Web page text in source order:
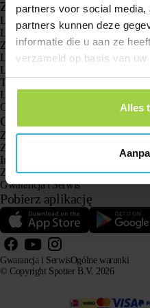
partners voor social
partners kunnen deze
informatie die u aan ze
verzameld op basis van
Alles
Zastosowania
Lokalizatory GPS
Lokalizator GPS dla dzieci
Zegarki GPS dla dzieci
Lokalizator GPS dla kotów
Lokalizator GPS dla psów
Tracker GPS dla seniorów z
Lokalizator GPS w przypadku
Oto zegarek z gps dla seniora bez
Obsługa klienta
Zaloguj się
Zapytaj naszą obsługę klienta
Instrukcje
Zwroty
Gwarancja i Serwis
Pobierz aplikację
© Copyright Spotter B.V. 2026
Gwarancja i SerwisOgólne warunki
Nasze informacje o produktach mogą być